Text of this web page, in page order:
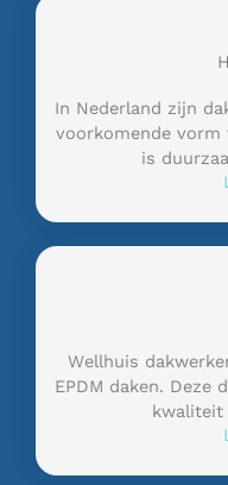
In Nederland zijn
voorkomende vorm
is
Wellhuis
EPDM daken. Deze
kwaliteit